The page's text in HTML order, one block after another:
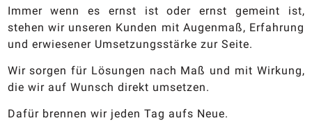
Immer wenn es ernst ist oder ernst gemeint ist,
stehen wir unseren Kunden mit Augenmaß, Erfahrung
und erwiesener Umsetzungsstärke zur Seite.
Wir sorgen für Lösungen nach Maß und mit Wirkung,
die wir auf Wunsch direkt umsetzen.
Dafür brennen wir jeden Tag aufs Neue.